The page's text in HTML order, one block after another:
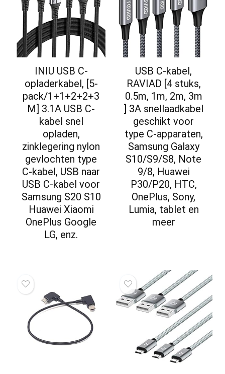
INIU USB C-
opladerkabel, [5-
pack/1+1+2+2+3
M] 3.1A USB C-
kabel snel
opladen,
zinklegering nylon
gevlochten type
C-kabel, USB naar
USB C-kabel voor
Samsung S20 S10
Huawei Xiaomi
OnePlus Google
LG, enz.
USB C-kabel,
RAVIAD [4 stuks,
0.5m, 1m, 2m, 3m
] 3A snellaadkabel
geschikt voor
type C-apparaten,
Samsung Galaxy
S10/S9/S8, Note
9/8, Huawei
P30/P20, HTC,
OnePlus, Sony,
Lumia, tablet en
meer